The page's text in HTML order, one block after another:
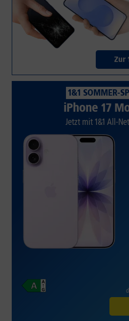
Zur
1&1 SOMMER-
iPhone 17
Jetzt mit 1&1 All-